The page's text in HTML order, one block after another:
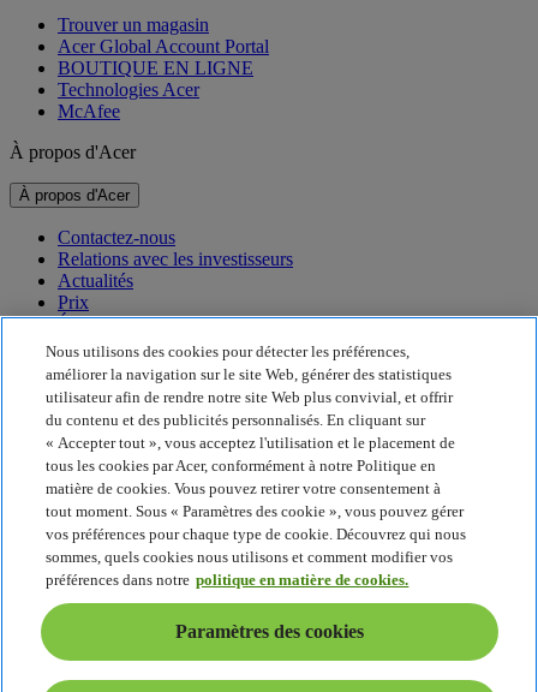
Trouver un magasin
Acer Global Account Portal
BOUTIQUE EN LIGNE
Technologies Acer
McAfee
À propos d'Acer
À propos d'Acer
Contactez-nous
Relations avec les investisseurs
Actualités
Prix
Événements
Développement durable
Développement durable
Responsabilité sociale de l'entreprise
Empreinte carbone du produit
Project Humanity
Earthion
Politique de confidentialité
Politique en matière de cookies
Mentions légales
Informations légales supplémentaires
Politique en matière d'accessibilité
Paramètres des cookies
Belgique - Français
Nous utilisons des cookies pour détecter les préférences,
améliorer la navigation sur le site Web, générer des statistiques
utilisateur afin de rendre notre site Web plus convivial, et offrir
du contenu et des publicités personnalisés. En cliquant sur
« Accepter tout », vous acceptez l'utilisation et le placement de
tous les cookies par Acer, conformément à notre Politique en
matière de cookies. Vous pouvez retirer votre consentement à
tout moment. Sous « Paramètres des cookie », vous pouvez gérer
vos préférences pour chaque type de cookie. Découvrez qui nous
sommes, quels cookies nous utilisons et comment modifier vos
préférences dans notre politique en matière de cookies.
Paramètres des cookies